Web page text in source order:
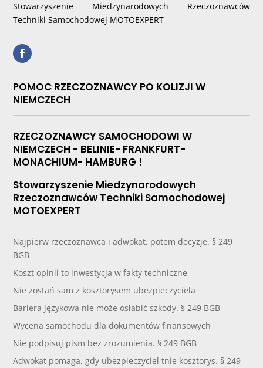
Stowarzyszenie Miedzynarodowych Rzeczoznawców
Techniki Samochodowej MOTOEXPERT
POMOC RZECZOZNAWCY PO KOLIZJI W
NIEMCZECH
RZECZOZNAWCY SAMOCHODOWI W
NIEMCZECH - BELINIE- FRANKFURT-
MONACHIUM- HAMBURG !
Stowarzyszenie Miedzynarodowych
Rzeczoznawców Techniki Samochodowej
MOTOEXPERT
Najpierw rzeczoznawca i adwokat, potem decyzje. § 249
BGB
Koszt opinii to inwestycja w fakty techniczne
Nie zostań sam z kosztorysem ubezpieczyciela
Bariera językowa nie może osłabić szkody. § 249 BGB
Wycena samochodu dla dokumentów finansowych
Nie podpisuj pism bez zrozumienia. § 249 BGB
Adwokat pomaga, gdy ubezpieczyciel tnie kosztorys. § 249